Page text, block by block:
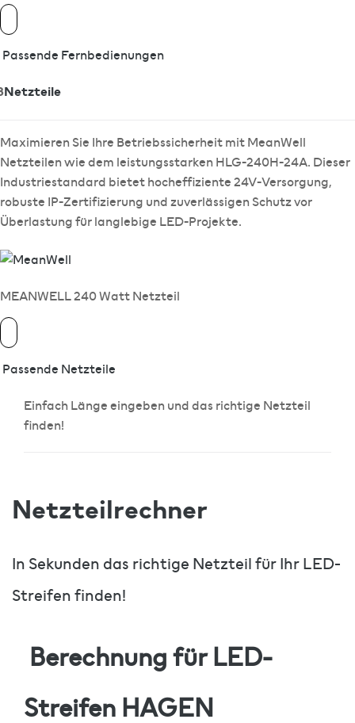
Passende Fernbedienungen
Netzteile
Maximieren Sie Ihre Betriebssicherheit mit MeanWell
Netzteilen wie dem leistungsstarken HLG-240H-24A. Dieser
Industriestandard bietet hocheffiziente 24V-Versorgung,
robuste IP-Zertifizierung und zuverlässigen Schutz vor
Überlastung für langlebige LED-Projekte.
MEANWELL 240 Watt Netzteil
Passende Netzteile
Einfach Länge eingeben und das richtige Netzteil
finden!
Netzteilrechner
In Sekunden das richtige Netzteil für Ihr LED-
Streifen finden!
Berechnung für LED-
StreifenHAGEN